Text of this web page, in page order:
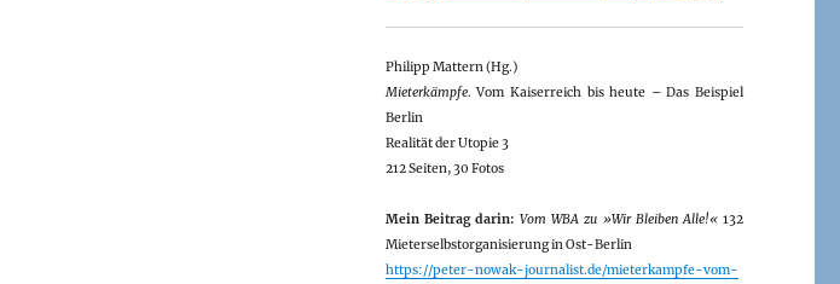
Philipp Mattern (Hg.)
Mieterkämpfe. Vom Kaiserreich bis heute – Das Beispiel
Berlin
Realität der Utopie 3
212 Seiten, 30 Fotos
Mein Beitrag darin: Vom WBA zu »Wir Bleiben Alle!«132
Mieterselbstorganisierung in Ost-Berlin
https://peter-nowak-journalist.de/mieterkampfe-vom-